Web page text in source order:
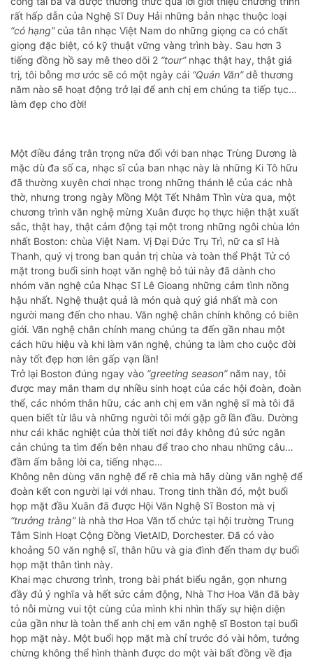
rất hấp dẫn của Nghệ Sĩ Duy Hải những bản nhạc thuộc loại
“có hạng”của tân nhạc Việt Nam do những giọng ca có chất
giọng đặc biệt, có kỹ thuật vững vàng trình bày. Sau hơn 3
tiếng đồng hồ say mê theo dõi 2 “tour”nhạc thật hay, thật giá
trị, tôi bỗng mơ ước sẽ có một ngày cái “Quán Văn”dễ thương
năm nào sẽ hoạt động trở lại để anh chị em chúng ta tiếp tục…
làm đẹp cho đời!
Một điều đáng trân trọng nữa đối với ban nhạc Trùng Dương là
mặc dù đa số ca, nhạc sĩ của ban nhạc này là những Ki Tô hữu
đã thường xuyên chơi nhạc trong những thánh lễ của các nhà
thờ, nhưng trong ngày Mồng Một Tết Nhâm Thìn vừa qua, một
chương trình văn nghệ mừng Xuân được họ thực hiện thật xuất
sắc, thật hay, thật cảm động tại một trong những ngôi chùa lớn
nhất Boston: chùa Việt Nam. Vị Đại Đức Trụ Trì, nữ ca sĩ Hà
Thanh, quý vị trong ban quản trị chùa và toàn thể Phật Tử có
mặt trong buổi sinh hoạt văn nghệ bỏ túi này đã dành cho
nhóm văn nghệ của Nhạc Sĩ Lê Gioang những cảm tình nồng
hậu nhất. Nghệ thuật quả là món quà quý giá nhất mà con
người mang đến cho nhau. Văn nghệ chân chính không có biên
giới. Văn nghệ chân chính mang chúng ta đến gần nhau một
cách hữu hiệu và khi làm văn nghệ, chúng ta làm cho cuộc đời
này tốt đẹp hơn lên gấp vạn lần!
Trở lại Boston đúng ngay vào “greeting season”năm nay, tôi
được may mắn tham dự nhiều sinh hoạt của các hội đoàn, đoàn
thể, các nhóm thân hữu, các anh chị em văn nghệ sĩ mà tôi đã
quen biết từ lâu và những người tôi mới gặp gỡ lần đầu. Dường
như cái khắc nghiệt của thời tiết nơi đây không đủ sức ngăn
cản chúng ta tìm đến bên nhau để trao cho nhau những câu…
đầm ấm bằng lời ca, tiếng nhạc…
Không nên dùng văn nghệ để rẽ chia mà hãy dùng văn nghệ để
đoàn kết con người lại với nhau. Trong tinh thần đó, một buổi
họp mặt đầu Xuân đã được Hội Văn Nghệ Sĩ Boston mà vị
“trưởng tràng”là nhà thơ Hoa Văn tổ chức tại hội trường Trung
Tâm Sinh Hoạt Cộng Đồng VietAID, Dorchester. Đã có vào
khoảng 50 văn nghệ sĩ, thân hữu và gia đình đến tham dự buổi
họp mặt thân tình này.
Khai mạc chương trình, trong bài phát biểu ngắn, gọn nhưng
đầy đủ ý nghĩa và hết sức cảm động, Nhà Thơ Hoa Văn đã bày
tỏ nỗi mừng vui tột cùng của mình khi nhìn thấy sự hiện diện
của gần như là toàn thể anh chị em văn nghệ sĩ Boston tại buổi
họp mặt này. Một buổi họp mặt mà chỉ trước đó vài hôm, tưởng
chừng không thể hình thành được do một vài bất đồng về địa